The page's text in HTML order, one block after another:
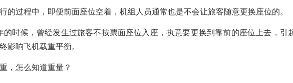
的过程中，即便前面座位空着，机组人员通常也是不会让旅客随意更换座位的。
的时候，曾经发生过旅客不按票面座位入座，执意要更换到靠前的座位上去，引
影响飞机载重平衡。
，怎么知道重量？